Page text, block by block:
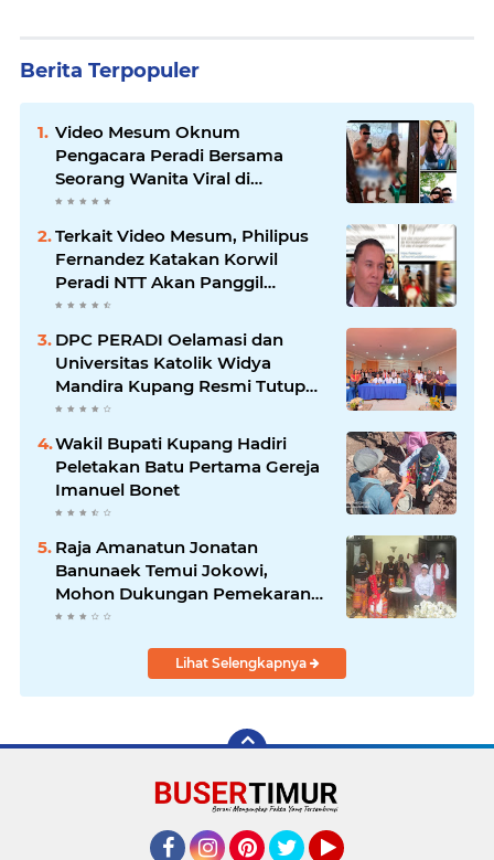
Berita Terpopuler
Video Mesum Oknum
Pengacara Peradi Bersama
Seorang Wanita Viral di
Facebook
Terkait Video Mesum, Philipus
Fernandez Katakan Korwil
Peradi NTT Akan Panggil
Oknum Advokat
DPC PERADI Oelamasi dan
Universitas Katolik Widya
Mandira Kupang Resmi Tutup
PKPA Angkatan II
Wakil Bupati Kupang Hadiri
Peletakan Batu Pertama Gereja
Imanuel Bonet
Raja Amanatun Jonatan
Banunaek Temui Jokowi,
Mohon Dukungan Pemekaran
Daerah Amanatun
Lihat Selengkapnya